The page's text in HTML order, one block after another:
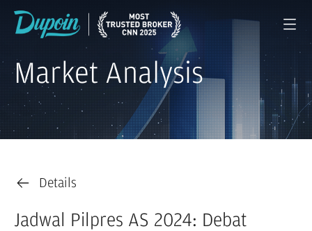
Market Analysis
Details
Jadwal Pilpres AS 2024: Debat